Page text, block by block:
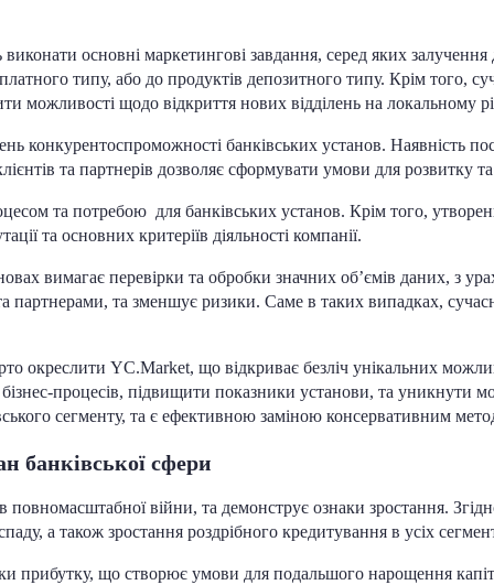
основні маркетингові завдання, серед яких
типу, або до продуктів депозитного типу. Крім того,
можливості щодо відкриття нових відділень на локальному
конкурентоспроможності банківських установ. Наявність
та партнерів дозволяє сформувати умови для розвитку
та потребою для банківських установ. Крім того,
та основних критеріїв діяльності компанії.
вимагає перевірки та обробки значних об’ємів даних, з
партнерами, та зменшує ризики. Саме в таких випадках,
окреслити YC.Market, що відкриває безліч унікальних
процесів, підвищити показники установи, та уникнути
сегменту, та є ефективною заміною консервативним
банківської сфери
повномасштабної війни, та демонструє ознаки зростання.
а також зростання роздрібного кредитування в усіх
прибутку, що створює умови для подальшого нарощення